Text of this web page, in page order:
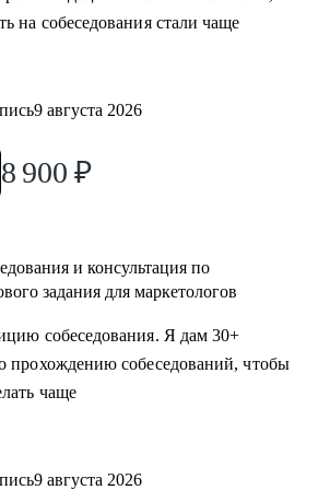
целей
маркетинге и дам рекомендации, что и
связанные с карьерой
работы
роль или профиль
руководителем
уверен в своём резюме и
на собеседования стали чаще
9 августа 2026
8 900 ₽
и консультация по
задания для маркетологов
собеседования. Я дам 30+
прохождению собеседований, чтобы
чаще
9 августа 2026